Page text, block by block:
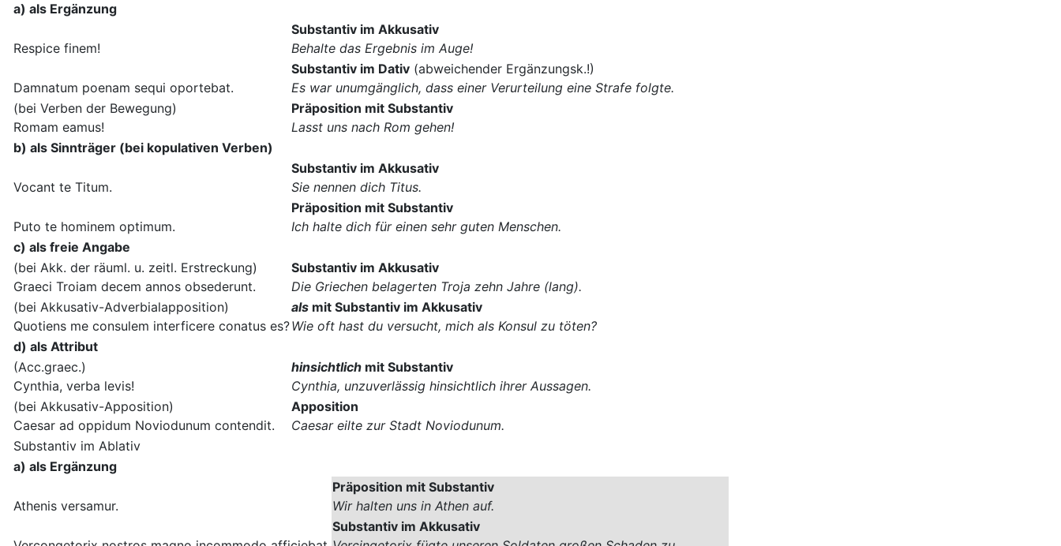
a) als Ergänzung
Respice finem!
Substantiv im Akkusativ
Behalte das Ergebnis im Auge!
Damnatum poenam sequi oportebat.
Substantiv im Dativ (abweichender Ergänzungsk.!)
Es war unumgänglich, dass einer Verurteilung eine Strafe folgte.
(bei Verben der Bewegung)
Romam eamus!
Präposition mit Substantiv
Lasst uns nach Rom gehen!
b) als Sinnträger (bei kopulativen Verben)
Vocant te Titum.
Substantiv im Akkusativ
Sie nennen dich Titus.
Puto te hominem optimum.
Präposition mit Substantiv
Ich halte dich für einen sehr guten Menschen.
c) als freie Angabe
(bei Akk. der räuml. u. zeitl. Erstreckung)
Graeci Troiam decem annos obsederunt.
Substantiv im Akkusativ
Die Griechen belagerten Troja zehn Jahre (lang).
(bei Akkusativ-Adverbialapposition)
Quotiens me consulem interficere conatus es?
als mit Substantiv im Akkusativ
Wie oft hast du versucht, mich als Konsul zu töten?
d) als Attribut
(Acc.graec.)
Cynthia, verba levis!
hinsichtlich mit Substantiv
Cynthia, unzuverlässig hinsichtlich ihrer Aussagen.
(bei Akkusativ-Apposition)
Caesar ad oppidum Noviodunum contendit.
Apposition
Caesar eilte zur Stadt Noviodunum.
Substantiv im Ablativ
a) als Ergänzung
Athenis versamur.
Präposition mit Substantiv
Wir halten uns in Athen auf.
Substantiv im Akkusativ